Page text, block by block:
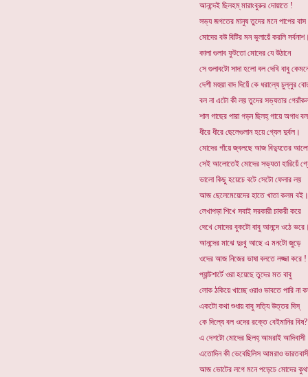
আনন্দেই ছিলহম্ মারাংবুরুর দোয়াতে !
সভ্য জগতের মানুষ তুদের মনে পাপের বাস
মোদের ব‌উ বিটির মন ভুলায়েঁ করলি
কালা গুলাব ফুটতো মোদের যে উঠানে
সে গুলাবটো সাদা হলো বল দেখি বাবু
দেশী মহুয়া বাদ দিয়েঁ কে ধরাল্যে চুল্লুর
বল না এটো কী লয় তুদের সভ্যতার
শাল গাছের পারা গড়ন ছিলহ্ গায়ে অগাধ বল
ধীরে ধীরে ছেলেগুলান হয়ে গ্যেল দুর্বল।
মোদের গাঁয়ে জ্বলছে আজ বিদ্যুতের আলো
সেই আলোতেই মোদের সভ্যতা হারিয়েঁ
ভালো কিছু হয়েচে বটে সেটো ফেলার লয়
আজ ছেলেমেয়েদের হাতে খাতা কলম বই।
লেখাপড়া শিখে সবাই সরকারী চাকরী করে
দেখে মোদের বুকটো বাবু আনন্দে ওঠে
আনন্দের মাঝে দুঃখু আছে এ মনটো জুড়ে
ওদের আজ নিজের ভাষা বলতে লজ্জা করে !
প্যান্টশার্টে ওরা হয়েছে তুদের মত বাবু
লোক ঠকিয়ে খাচ্ছে ওরাও ভাবতে পারি না
একটো কথা শুধায় বাবু সত্যি উত্তর দিস্
কে দিল্যে বল ওদের রক্তে বেইমানির বিষ?
এ দেশটো মোদের ছিলহ্ আমরাই আদিবাসী
এতোদিন কী ভেবেছিলিস আমরাও
আজ ভোটের লগে মনে পড়েচে মোদের কুথা